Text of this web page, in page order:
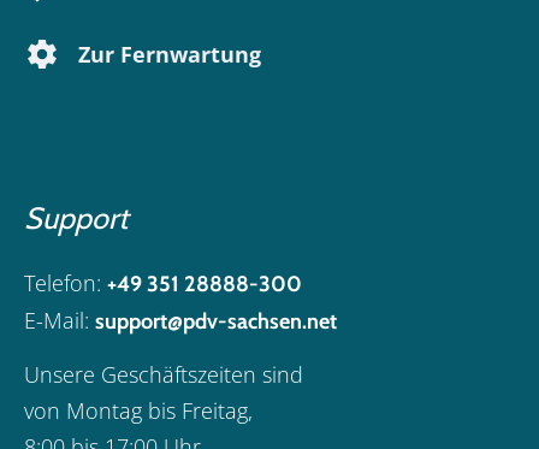
Zur Fernwartung
Support
Telefon: +49 351 28888-300
E-Mail: support@pdv-sachsen.net
Unsere Geschäftszeiten sind
von Montag bis Freitag,